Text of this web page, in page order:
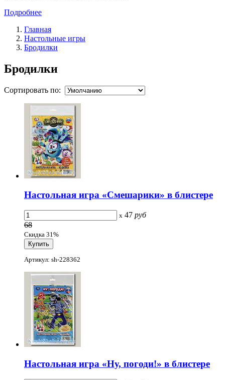
Подробнее
Главная
Настольные игры
Бродилки
Бродилки
Сортировать по:
Настольная игра «Смешарики» в блистере
x 47 руб
68
Скидка 31%
Артикул: sh-228362
Настольная игра «Ну, погоди!» в блистере